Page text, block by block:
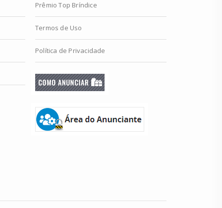
Prêmio Top Bríndice
Termos de Uso
Política de Privacidade